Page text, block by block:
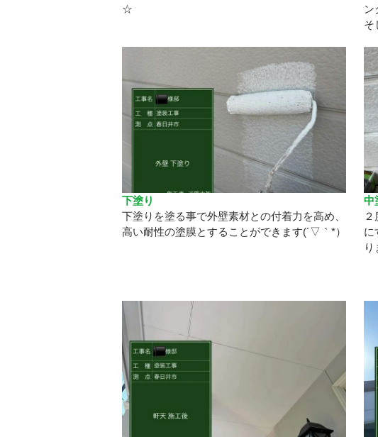
☆
ン
そ
下塗り
下塗りを塗る事で外壁素材との付着力を高め、
高い耐性の塗膜とすることができます(´▽｀*）
中
に